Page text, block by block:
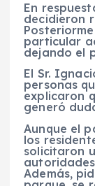
En
decidieron
particular
dejando el
El Sr.
personas
explicaron
generó
Aunque el
los
solicitaron
Además,